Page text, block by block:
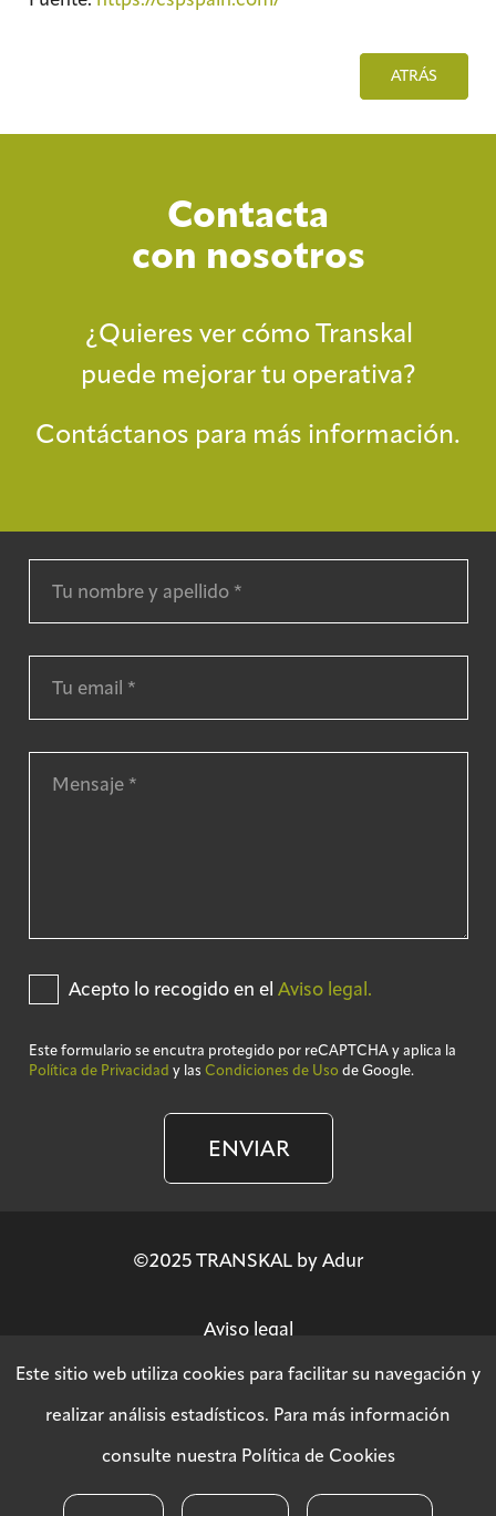
ATRÁS
Contacta
con nosotros
¿Quieres ver cómo Transkal
puede mejorar tu operativa?
Contáctanos para más información.
Acepto lo recogido en el Aviso legal.
Este formulario se encutra protegido por reCAPTCHA y aplica la
Política de Privacidad y las Condiciones de Uso de Google.
ENVIAR
©2025 TRANSKAL by Adur
Aviso legal
Política SGSI
Este sitio web utiliza cookies para facilitar su navegación y
realizar análisis estadísticos. Para más información
consulte nuestra Política de Cookies